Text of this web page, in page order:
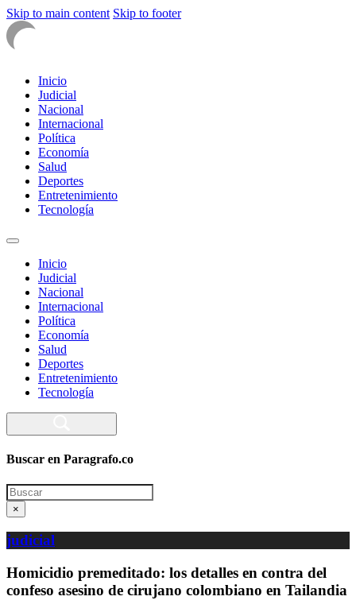
Skip to main content Skip to footer
Inicio
Judicial
Nacional
Internacional
Política
Economía
Salud
Deportes
Entretenimiento
Tecnología
Inicio
Judicial
Nacional
Internacional
Política
Economía
Salud
Deportes
Entretenimiento
Tecnología
Buscar en Paragrafo.co
Search
×
judicial
Homicidio premeditado: los detalles en contra del
confeso asesino de cirujano colombiano en Tailandia